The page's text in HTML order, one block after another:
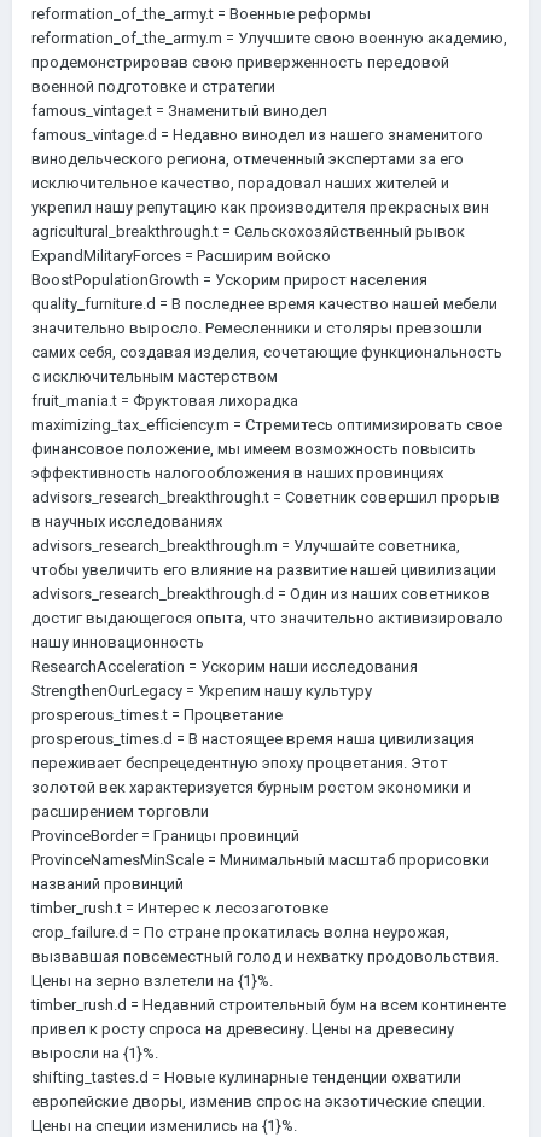
reformation_of_the_army.t = Военные реформы
reformation_of_the_army.m = Улучшите свою военную академию,
продемонстрировав свою приверженность передовой
военной подготовке и стратегии
famous_vintage.t = Знаменитый винодел
famous_vintage.d = Недавно винодел из нашего знаменитого
винодельческого региона, отмеченный экспертами за его
исключительное качество, порадовал наших жителей и
укрепил нашу репутацию как производителя прекрасных вин
agricultural_breakthrough.t = Сельскохозяйственный рывок
ExpandMilitaryForces = Расширим войско
BoostPopulationGrowth = Ускорим прирост населения
quality_furniture.d = В последнее время качество нашей мебели
значительно выросло. Ремесленники и столяры превзошли
самих себя, создавая изделия, сочетающие функциональность
с исключительным мастерством
fruit_mania.t = Фруктовая лихорадка
maximizing_tax_efficiency.m = Стремитесь оптимизировать свое
финансовое положение, мы имеем возможность повысить
эффективность налогообложения в наших провинциях
advisors_research_breakthrough.t = Советник совершил прорыв
в научных исследованиях
advisors_research_breakthrough.m = Улучшайте советника,
чтобы увеличить его влияние на развитие нашей цивилизации
advisors_research_breakthrough.d = Один из наших советников
достиг выдающегося опыта, что значительно активизировало
нашу инновационность
ResearchAcceleration = Ускорим наши исследования
StrengthenOurLegacy = Укрепим нашу культуру
prosperous_times.t = Процветание
prosperous_times.d = В настоящее время наша цивилизация
переживает беспрецедентную эпоху процветания. Этот
золотой век характеризуется бурным ростом экономики и
расширением торговли
ProvinceBorder = Границы провинций
ProvinceNamesMinScale = Минимальный масштаб прорисовки
названий провинций
timber_rush.t = Интерес к лесозаготовке
crop_failure.d = По стране прокатилась волна неурожая,
вызвавшая повсеместный голод и нехватку продовольствия.
Цены на зерно взлетели на {1}%.
timber_rush.d = Недавний строительный бум на всем континенте
привел к росту спроса на древесину. Цены на древесину
выросли на {1}%.
shifting_tastes.d = Новые кулинарные тенденции охватили
европейские дворы, изменив спрос на экзотические специи.
Цены на специи изменились на {1}%.